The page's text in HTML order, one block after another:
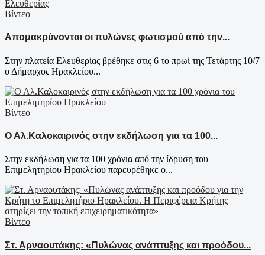
Βίντεο
Απομακρύνονται οι πυλώνες φωτισμού από την...
Στην πλατεία Ελευθερίας βρέθηκε στις 6 το πρωί της Τετάρτης 10/7
ο Δήμαρχος Ηρακλείου...
Βίντεο
Ο Αλ.Καλοκαιρινός στην εκδήλωση για τα 100...
Στην εκδήλωση για τα 100 χρόνια από την ίδρυση του
Επιμελητηρίου Ηρακλείου παρευρέθηκε ο...
Βίντεο
Στ. Αρναουτάκης: «Πυλώνας ανάπτυξης και προόδου...